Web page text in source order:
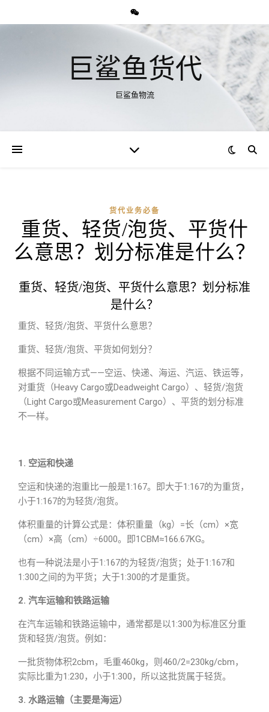
巨鲨鱼货代
巨鲨鱼物流
货代业务必备
重货、轻货/泡货、平货什
么意思？划分标准是什么？
重货、轻货/泡货、平货什么意思？划分标准
是什么？
重货、轻货/泡货、平货什么意思？
重货、轻货/泡货、平货如何划分？
根据不同运输方式——空运、快递、海运、汽运、铁运等，
对重货（Heavy Cargo或Deadweight Cargo）、轻货/泡货
（Light Cargo或Measurement Cargo）、平货的划分标准
不一样。
1. 空运和快递
空运和快递的泡重比一般是1:167。即大于1:167的为重货，
小于1:167的为轻货/泡货。
体积重量的计算公式是：体积重量（kg）=长（cm）×宽
（cm）×高（cm）÷6000。即1CBM≈166.67KG。
也有一种说法是小于1:167的为轻货/泡货；处于1:167和
1:300之间的为平货；大于1:300的才是重货。
2. 汽车运输和铁路运输
在汽车运输和铁路运输中，通常都是以1:300为标准区分重
货和轻货/泡货。例如：
一批货物体积2cbm，毛重460kg，则460/2=230kg/cbm，
实际比重为1:230，小于1:300，所以这批货属于轻货。
3. 水路运输（主要是海运）